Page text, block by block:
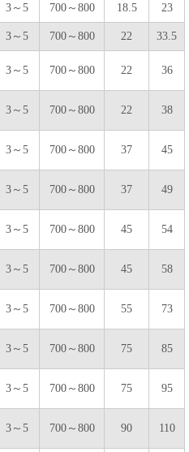
3～5 700～800 18.5 23
3～5 700～800 22 33.5
3～5 700～800 22 36
3～5 700～800 22 38
3～5 700～800 37 45
3～5 700～800 37 49
3～5 700～800 45 54
3～5 700～800 45 58
3～5 700～800 55 73
3～5 700～800 75 85
3～5 700～800 75 95
3～5 700～800 90 110